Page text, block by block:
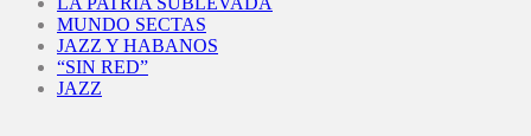
MUNDO SECTAS
JAZZ Y HABANOS
“SIN RED”
JAZZ